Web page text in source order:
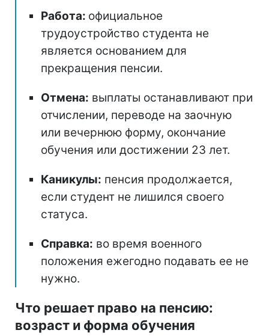
Работа: официальное
трудоустройство студента не
является основанием для
прекращения пенсии.
Отмена: выплаты останавливают при
отчислении, переводе на заочную
или вечернюю форму, окончание
обучения или достижении 23 лет.
Каникулы: пенсия продолжается,
если студент не лишился своего
статуса.
Справка: во время военного
положения ежегодно подавать ее не
нужно.
Что решает право на пенсию:
возраст и форма обучения